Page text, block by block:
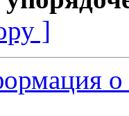
]
о